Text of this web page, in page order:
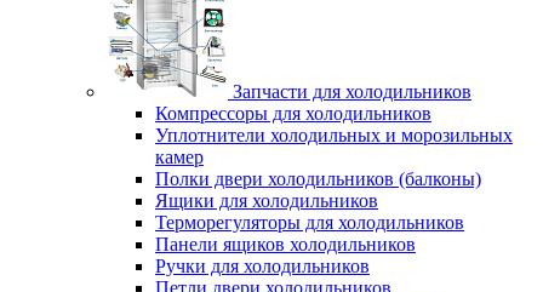
Запчасти для холодильников
Компрессоры для холодильников
Уплотнители холодильных и морозильных
камер
Полки двери холодильников (балконы)
Ящики для холодильников
Терморегуляторы для холодильников
Панели ящиков холодильников
Ручки для холодильников
Петли двери холодильников